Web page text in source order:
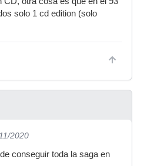
solo 1 cd edition (solo
2020
conseguir toda la saga en